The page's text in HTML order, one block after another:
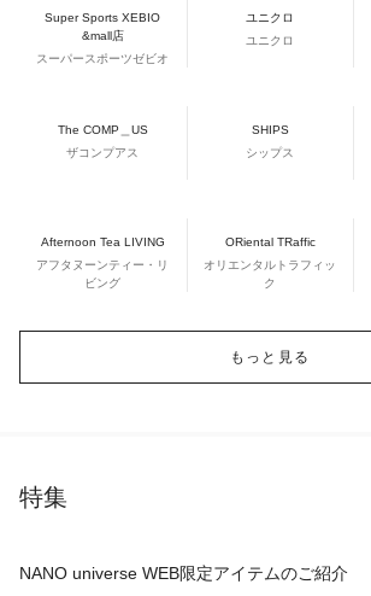
Super Sports XEBIO
&mall店
スーパースポーツゼビオ
ユニクロ
ユニクロ
The COMP＿US
ザコンプアス
SHIPS
シップス
Afternoon Tea LIVING
アフタヌーンティー・リ
ビング
ORiental TRaffic
オリエンタルトラフィッ
ク
もっと見る
特集
NANO universe WEB限定アイテムのご紹介